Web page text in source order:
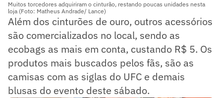
Muitos torcedores adquiriram o cinturão, restando poucas unidades nesta
loja (Foto: Matheus Andrade/ Lance)
Além dos cinturões de ouro, outros acessórios
são comercializados no local, sendo as
ecobags as mais em conta, custando R$ 5. Os
produtos mais buscados pelos fãs, são as
camisas com as siglas do UFC e demais
blusas do evento deste sábado.